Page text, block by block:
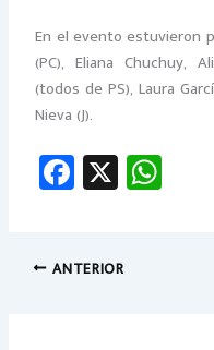
En el evento estuvieron
(PC), Eliana Chuchuy,
(todos de PS), Laura
Nieva (J).
Fa
ce
o
X
ANTERIOR